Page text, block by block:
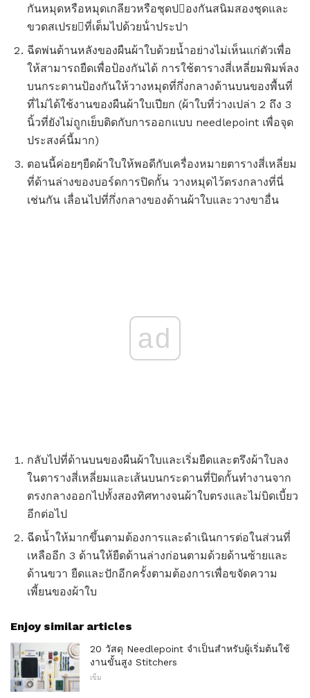
กันหมุดหรือหมุดเกลียวหรือชุดปองกันสนิมสองชุดและ
ขวดสเปรยที่เต็มไปด้วยน้ําประปา
ฉีดพ่นด้านหลังของผืนผ้าใบด้วยน้ำอย่างไม่เห็นแก่ตัวเพื่อ
ให้สามารถยืดเพื่อป้องกันได้ การใช้ตารางสี่เหลี่ยมพิมพ์ลง
บนกระดานป้องกันให้วางหมุดที่กึ่งกลางด้านบนของพื้นที่
ที่ไม่ได้ใช้งานของผืนผ้าใบเปียก (ผ้าใบที่ว่างเปล่า 2 ถึง 3
นิ้วที่ยังไม่ถูกเย็บติดกับการออกแบบ needlepoint เพื่อจุด
ประสงค์นี้มาก)
ตอนนี้ค่อยๆยืดผ้าใบให้พอดีกับเครื่องหมายตารางสี่เหลี่ยม
ที่ด้านล่างของบอร์ดการปิดกั้น วางหมุดไว้ตรงกลางที่นี่
เช่นกัน เลื่อนไปที่กึ่งกลางของด้านผ้าใบและวางขาอื่น
ad
กลับไปที่ด้านบนของผืนผ้าใบและเริ่มยืดและตรึงผ้าใบลง
ในตารางสี่เหลี่ยมและเส้นบนกระดานที่ปิดกั้นทำงานจาก
ตรงกลางออกไปทั้งสองทิศทางจนผ้าใบตรงและไม่บิดเบี้ยว
อีกต่อไป
ฉีดน้ำให้มากขึ้นตามต้องการและดำเนินการต่อในส่วนที่
เหลืออีก 3 ด้านให้ยืดด้านล่างก่อนตามด้วยด้านซ้ายและ
ด้านขวา ยืดและปักอีกครั้งตามต้องการเพื่อขจัดความ
เพี้ยนของผ้าใบ
Enjoy similar articles
20 วัสดุ Needlepoint จำเป็นสำหรับผู้เริ่มต้นใช้
งานขั้นสูง Stitchers
เข็ม